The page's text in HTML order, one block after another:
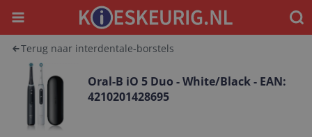
Menu
Terug naar interdentale-borstels
Oral-B iO 5 Duo - White/Black - EAN:
4210201428695